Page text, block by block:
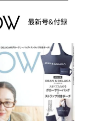
最新号&付録